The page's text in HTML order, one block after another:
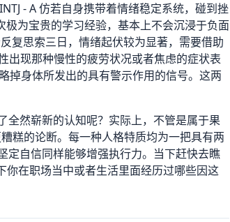
- A 仿若自身携带着情绪稳定系统，碰到挫
为宝贵的学习经验，基本上不会沉浸于负面
复思索三日，情绪起伏较为显著，需要借助
出现那种慢性的疲劳状况或者焦虑的症状表
掉身体所发出的具有警示作用的信号。这两
全然崭新的认知呢？实际上，不管是属于果
糕的论断。每一种人格特质均为一把具有两
定自信同样能够增强执行力。当下赶快去瞧
你在职场当中或者生活里面经历过哪些因这